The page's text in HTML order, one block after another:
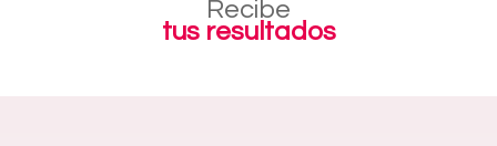
Recibe
tus resultados